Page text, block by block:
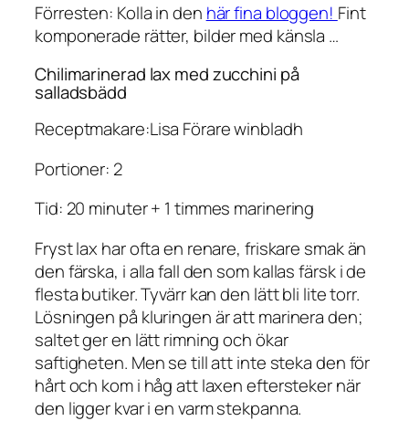
Förresten: Kolla in den här fina bloggen! Fint
komponerade rätter, bilder med känsla …
Chilimarinerad lax med zucchini på
salladsbädd
Receptmakare:Lisa Förare winbladh
Portioner: 2
Tid: 20 minuter + 1 timmes marinering
Fryst lax har ofta en renare, friskare smak än
den färska, i alla fall den somkallasfärsk i de
flesta butiker. Tyvärr kan den lätt bli lite torr.
Lösningen på kluringen är att marinera den;
saltet ger en lätt rimning och ökar
saftigheten. Men se till att inte steka den för
hårt och kom i håg att laxen eftersteker när
den ligger kvar i en varm stekpanna.